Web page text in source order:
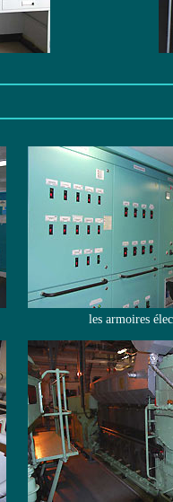
les armoires